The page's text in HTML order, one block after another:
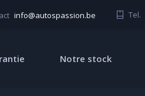
info@autospassion.be Tel.
Notre stock